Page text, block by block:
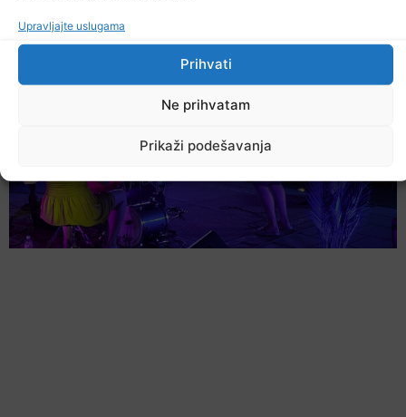
Upravljajte uslugama
Prihvati
Ne prihvatam
Prikaži podešavanja